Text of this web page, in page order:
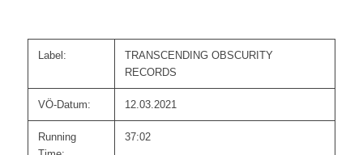
Label:
TRANSCENDING OBSCURITY
RECORDS
VÖ-Datum: 12.03.2021
Running
37:02